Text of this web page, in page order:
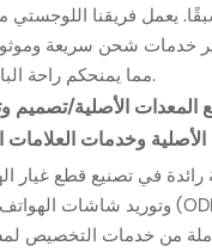
يعمل فريقنا
خدمات شحن سريعة
مما يمنحكم راحة البال في كل خطوة.
الأصلية/تصميم
الأصلية وخدمات العلامات
في تصنيع قطع غيار
من خدمات التخصيص